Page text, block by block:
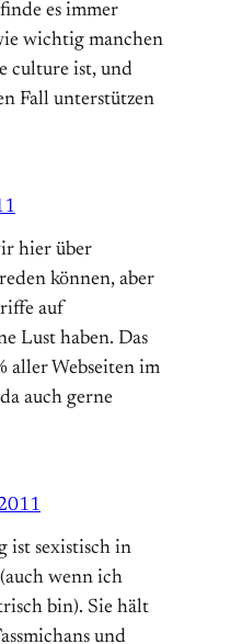
es immer
wichtig manchen
culture ist, und
Fall unterstützen
hier über
können, aber
auf
Lust haben. Das
aller Webseiten im
auch gerne
ist sexistisch in
wenn ich
bin). Sie hält
und